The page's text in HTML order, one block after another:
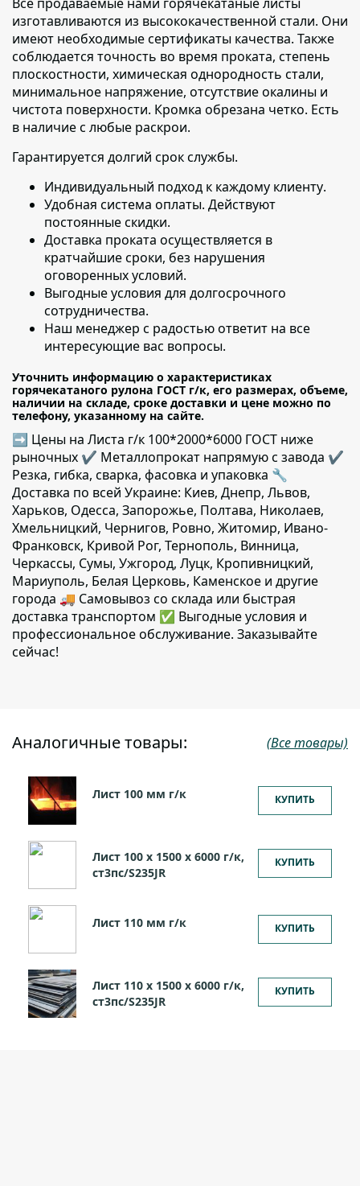
изготавливаются из высококачественной стали. Они
имеют необходимые сертификаты качества. Также
соблюдается точность во время проката, степень
плоскостности, химическая однородность стали,
минимальное напряжение, отсутствие окалины и
чистота поверхности. Кромка обрезана четко. Есть
в наличие с любые раскрои.
Гарантируется долгий срок службы.
Индивидуальный подход к каждому клиенту.
Удобная система оплаты. Действуют
постоянные скидки.
Доставка проката осуществляется в
кратчайшие сроки, без нарушения
оговоренных условий.
Выгодные условия для долгосрочного
сотрудничества.
Наш менеджер с радостью ответит на все
интересующие вас вопросы.
Уточнить информацию о характеристиках
горячекатаного рулона ГОСТ г/к, его размерах, объеме,
наличии на складе, сроке доставки и цене можно по
телефону, указанному на сайте.
➡ Цены на Листа г/к 100*2000*6000 ГОСТ ниже
рыночных ✔️ Металлопрокат напрямую с завода ✔️
Резка, гибка, сварка, фасовка и упаковка 🔧
Доставка по всей Украине: Киев, Днепр, Львов,
Харьков, Одесса, Запорожье, Полтава, Николаев,
Хмельницкий, Чернигов, Ровно, Житомир, Ивано-
Франковск, Кривой Рог, Тернополь, Винница,
Черкассы, Сумы, Ужгород, Луцк, Кропивницкий,
Мариуполь, Белая Церковь, Каменское и другие
города 🚚 Самовывоз со склада или быстрая
доставка транспортом ✅ Выгодные условия и
профессиональное обслуживание. Заказывайте
сейчас!
Аналогичные товары: (Все товары)
Лист 100 мм г/к КУПИТЬ
Лист 100 х 1500 х 6000 г/к,
ст3пс/S235JR
КУПИТЬ
Лист 110 мм г/к КУПИТЬ
Лист 110 х 1500 х 6000 г/к,
ст3пс/S235JR
КУПИТЬ